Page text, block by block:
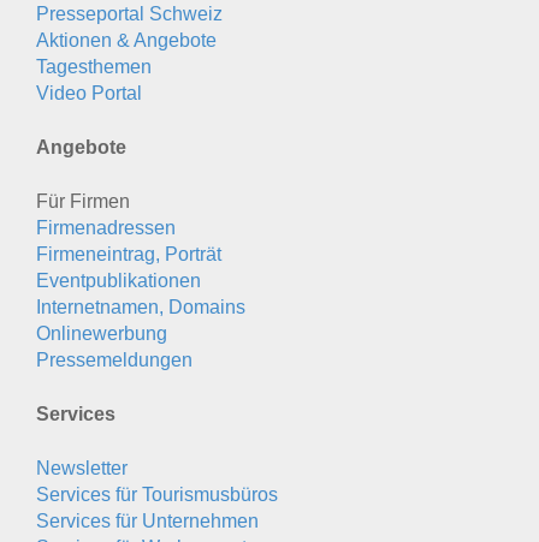
Presseportal Schweiz
Aktionen & Angebote
Tagesthemen
Video Portal
Angebote
Für Firmen
Firmenadressen
Firmeneintrag, Porträt
Eventpublikationen
Internetnamen, Domains
Onlinewerbung
Pressemeldungen
Services
Newsletter
Services für Tourismusbüros
Services für Unternehmen